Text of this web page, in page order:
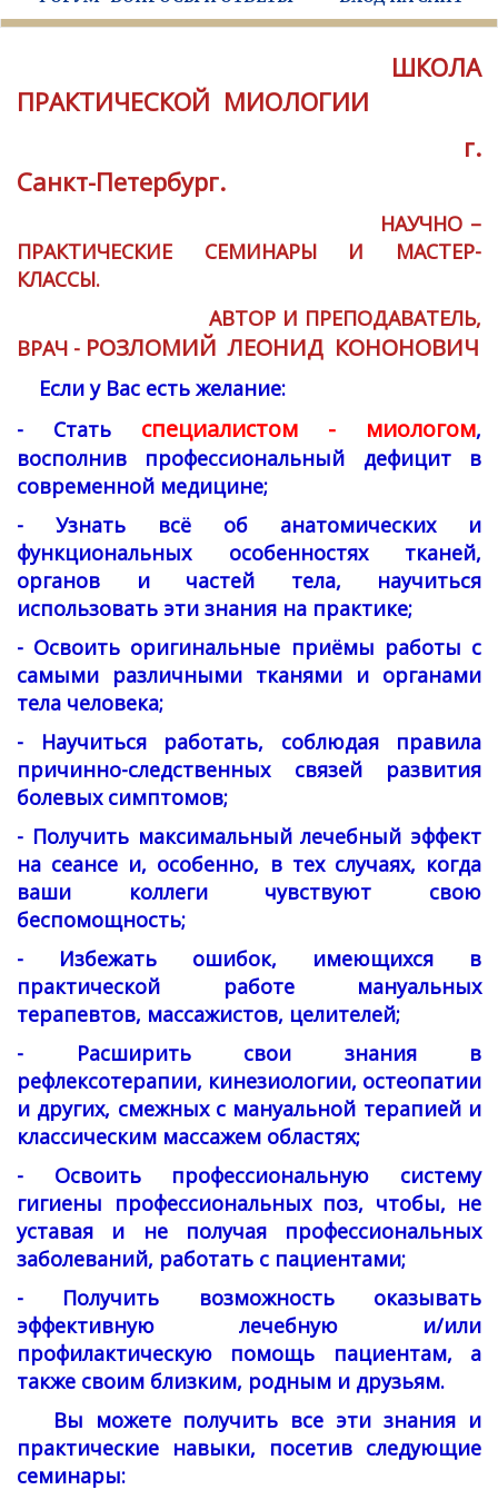
ШКОЛА
ПРАКТИЧЕСКОЙ МИОЛОГИИ
г.
Санкт-Петербург.
НАУЧНО –
ПРАКТИЧЕСКИЕ СЕМИНАРЫ И МАСТЕР-
КЛАССЫ.
АВТОР И ПРЕПОДАВАТЕЛЬ,
ВРАЧ - РОЗЛОМИЙ ЛЕОНИД КОНОНОВИЧ
Если у Вас есть желание:
- Стать специалистом - миологом,
восполнив профессиональный дефицит в
современной медицине;
- Узнать всё об анатомических и
функциональных особенностях тканей,
органов и частей тела, научиться
использовать эти знания на практике;
- Освоить оригинальные приёмы работы с
самыми различными тканями и органами
тела человека;
- Научиться работать, соблюдая правила
причинно-следственных связей развития
болевых симптомов;
- Получить максимальный лечебный эффект
на сеансе и, особенно, в тех случаях, когда
ваши коллеги чувствуют свою
беспомощность;
- Избежать ошибок, имеющихся в
практической работе мануальных
терапевтов, массажистов, целителей;
- Расширить свои знания в
рефлексотерапии, кинезиологии, остеопатии
и других, смежных с мануальной терапией и
классическим массажем областях;
- Освоить профессиональную систему
гигиены профессиональных поз, чтобы, не
уставая и не получая профессиональных
заболеваний, работать с пациентами;
- Получить возможность оказывать
эффективную лечебную и/или
профилактическую помощь пациентам, а
также своим близким, родным и друзьям.
Вы можете получить все эти знания и
практические навыки, посетив следующие
семинары: